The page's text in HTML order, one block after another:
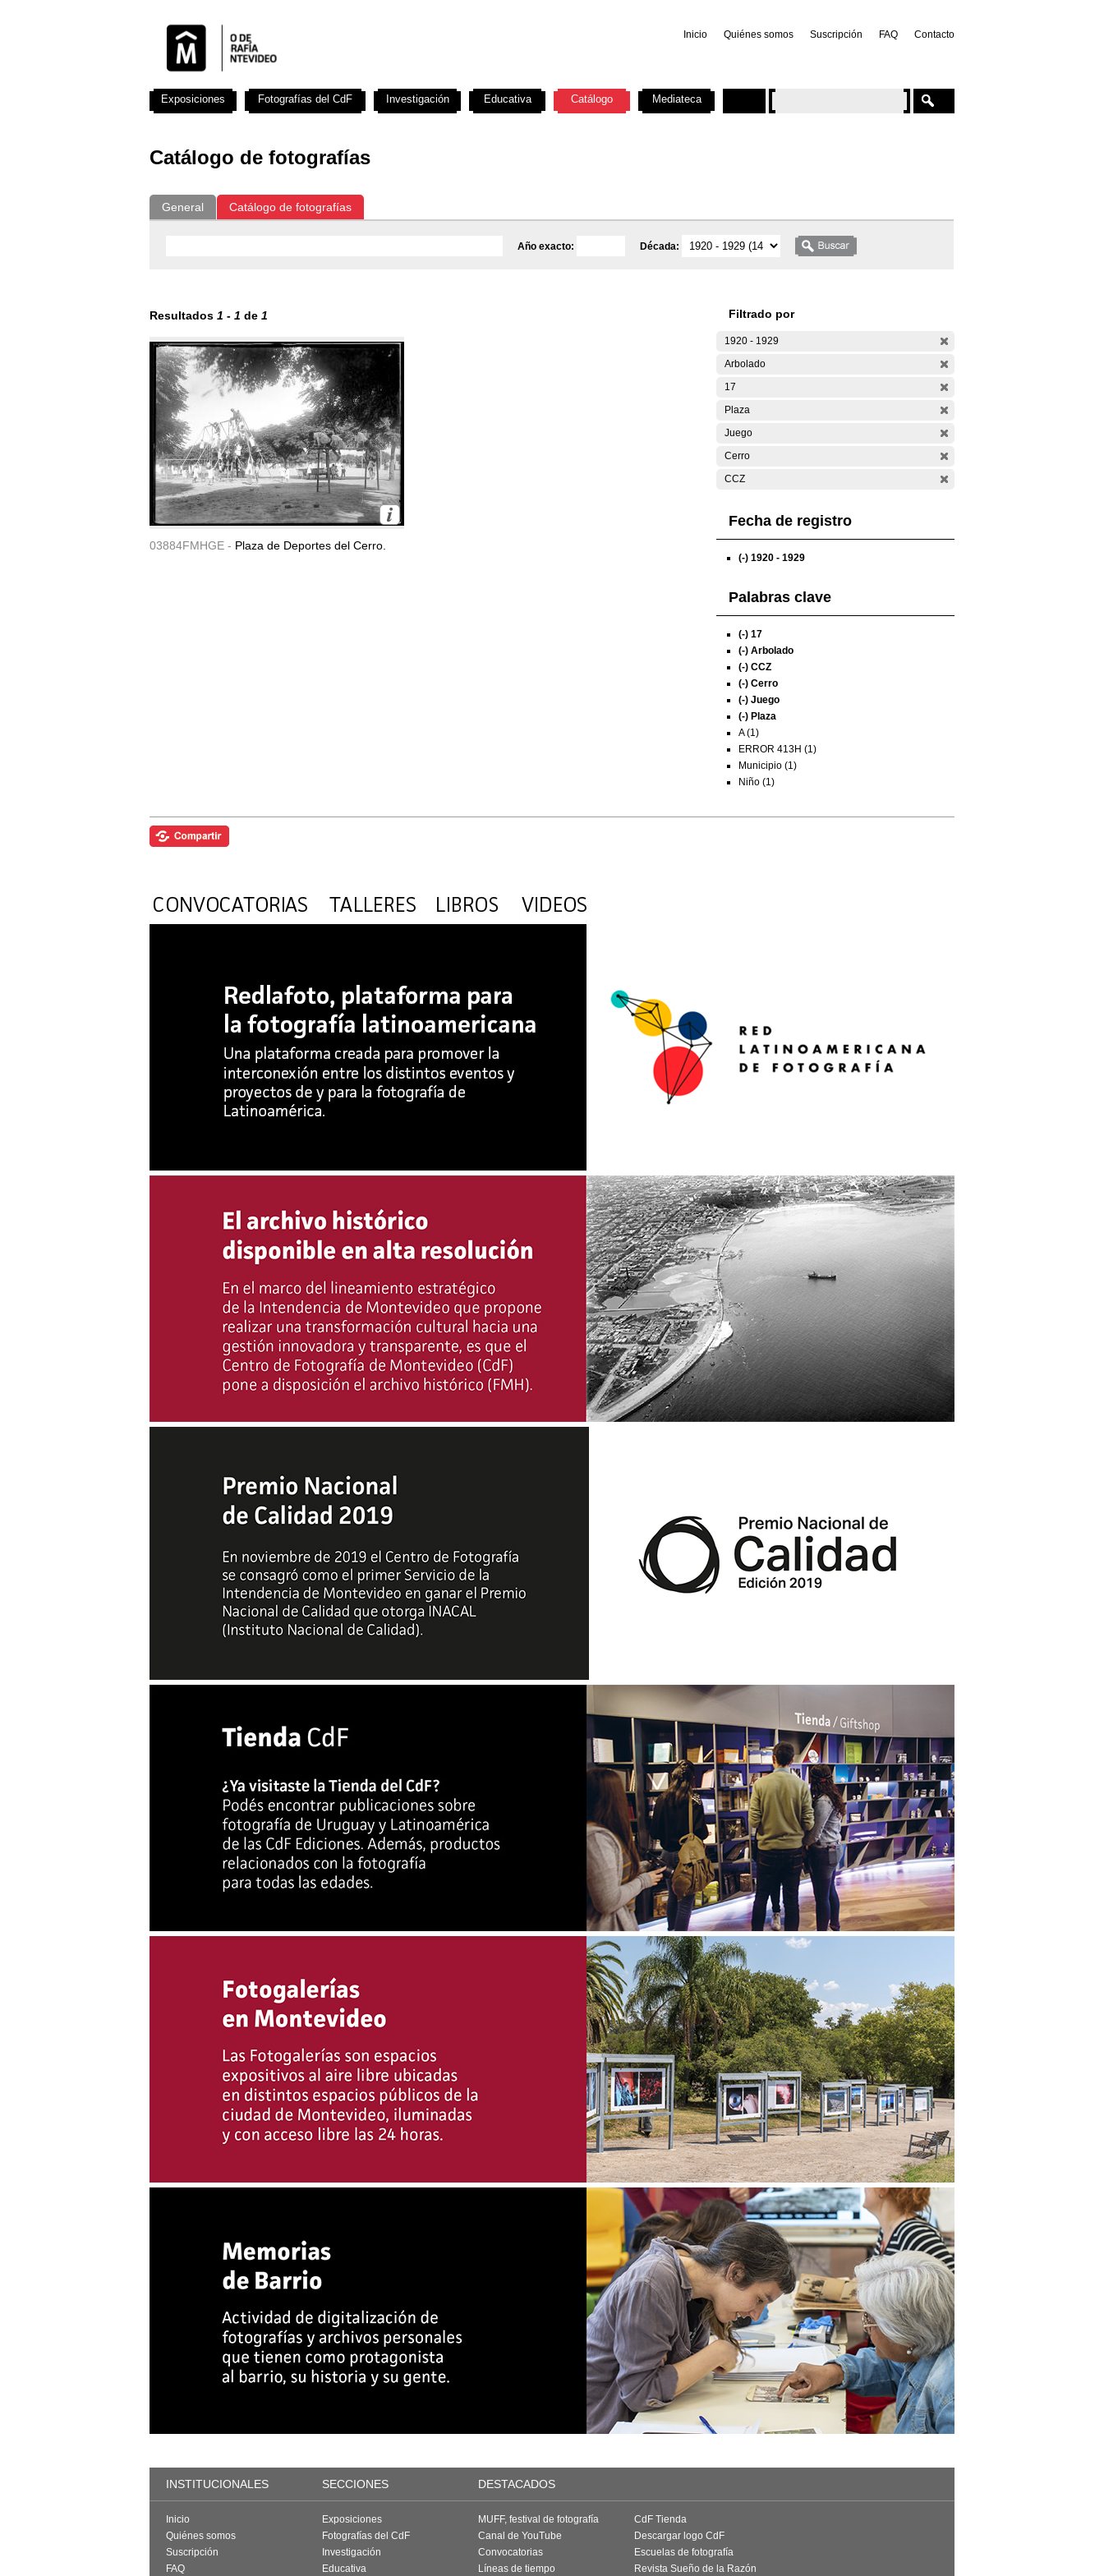
Inicio Quiénes somos Suscripción FAQ Contacto
Catálogo de fotografías
General Catálogo de fotografías
Año exacto: Década:
Resultados 1 - 1 de 1
03884FMHGE - Plaza de Deportes del Cerro.
Filtrado por
1920 - 1929
Arbolado
17
Plaza
Juego
Cerro
CCZ
Fecha de registro
(-) 1920 - 1929
Palabras clave
(-) 17
(-) Arbolado
(-) CCZ
(-) Cerro
(-) Juego
(-) Plaza
A (1)
ERROR 413H (1)
Municipio (1)
Niño (1)
Exposiciones Fotografías del CdF Investigación Educativa Catálogo Mediateca
INSTITUCIONALES SECCIONES DESTACADOS
Inicio
Quiénes somos
Suscripción
FAQ
Exposiciones
Fotografías del CdF
Investigación
Educativa
MUFF, festival de fotografía
Canal de YouTube
Convocatorias
Líneas de tiempo
CdF Tienda
Descargar logo CdF
Escuelas de fotografía
Revista Sueño de la Razón